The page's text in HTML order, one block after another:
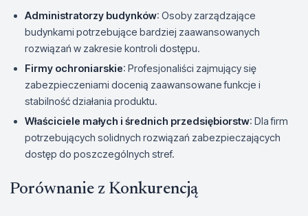
Administratorzy budynków: Osoby zarządzające
budynkami potrzebujące bardziej zaawansowanych
rozwiązań w zakresie kontroli dostępu.
Firmy ochroniarskie: Profesjonaliści zajmujący się
zabezpieczeniami docenią zaawansowane funkcje i
stabilność działania produktu.
Właściciele małych i średnich przedsiębiorstw: Dla firm
potrzebujących solidnych rozwiązań zabezpieczających
dostęp do poszczególnych stref.
Porównanie z Konkurencją